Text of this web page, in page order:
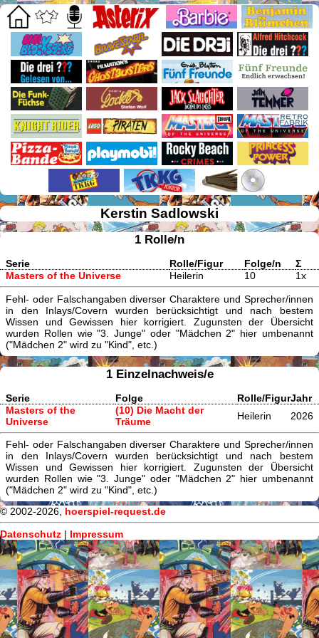
Kerstin Sadlowski
1 Rolle/n
Serie Rolle/Figur Folge/n
Σ
Masters of the Universe
Heilerin 10 1x
Fehl- oder Falschangaben diverser Charaktere und Sprecher/innen
in den Inlays/Covern wurden berücksichtigt und nach bestem
Wissen und Gewissen hier korrigiert. Zugunsten der Übersicht
wurden Rollen wie "3. Junge" oder "Mädchen 2" hier umbenannt
("Mädchen 2" wird zu "Kind", etc.)
1 Einzelnachweis/e
Serie Folge Rolle/FigurJahr
Masters of the
Universe
(10) Die Macht der
Träume
Heilerin 2026
Fehl- oder Falschangaben diverser Charaktere und Sprecher/innen
in den Inlays/Covern wurden berücksichtigt und nach bestem
Wissen und Gewissen hier korrigiert. Zugunsten der Übersicht
wurden Rollen wie "3. Junge" oder "Mädchen 2" hier umbenannt
("Mädchen 2" wird zu "Kind", etc.)
© 2002-2026, hoerspiel-request.de
Datenschutz | Impressum